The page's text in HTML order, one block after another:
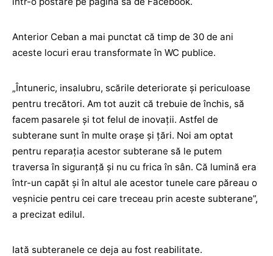
Anterior Ceban a mai punctat că timp de 30 de ani
aceste locuri erau transformate în WC publice.
„Întuneric, insalubru, scările deteriorate și periculoase
pentru trecători. Am tot auzit că trebuie de închis, să
facem pasarele și tot felul de inovații. Astfel de
subterane sunt în multe orașe și țări. Noi am optat
pentru reparația acestor subterane să le putem
traversa în siguranță și nu cu frica în sân. Că lumină era
într-un capăt și în altul ale acestor tunele care păreau o
veșnicie pentru cei care treceau prin aceste subterane”,
a precizat edilul.
Iată subteranele ce deja au fost reabilitate.